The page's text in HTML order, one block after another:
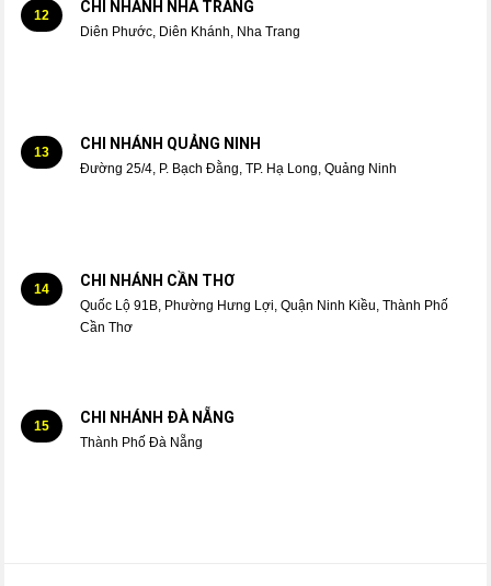
12 CHI NHÁNH NHA TRANG
Diên Phước, Diên Khánh, Nha Trang
13 CHI NHÁNH QUẢNG NINH
Đường 25/4, P. Bạch Đằng, TP. Hạ Long, Quảng Ninh
14 CHI NHÁNH CẦN THƠ
Quốc Lộ 91B, Phường Hưng Lợi, Quận Ninh Kiều, Thành Phố
Cần Thơ
15 CHI NHÁNH ĐÀ NẴNG
Thành Phố Đà Nẵng